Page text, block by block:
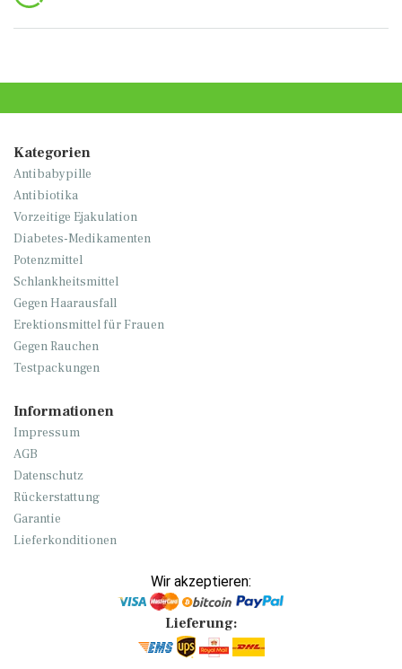
Kategorien
Antibabypille
Antibiotika
Vorzeitige Ejakulation
Diabetes-Medikamenten
Potenzmittel
Schlankheitsmittel
Gegen Haarausfall
Erektionsmittel für Frauen
Gegen Rauchen
Testpackungen
Informationen
Impressum
AGB
Datenschutz
Rückerstattung
Garantie
Lieferkonditionen
Wir akzeptieren:
Lieferung: